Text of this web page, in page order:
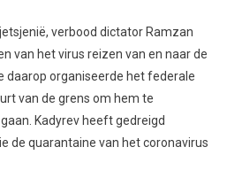
verbood dictator Ramzan
van het virus reizen van en naar de
daarop organiseerde het federale
van de grens om hem te
Kadyrev heeft gedreigd
de quarantaine van het coronavirus